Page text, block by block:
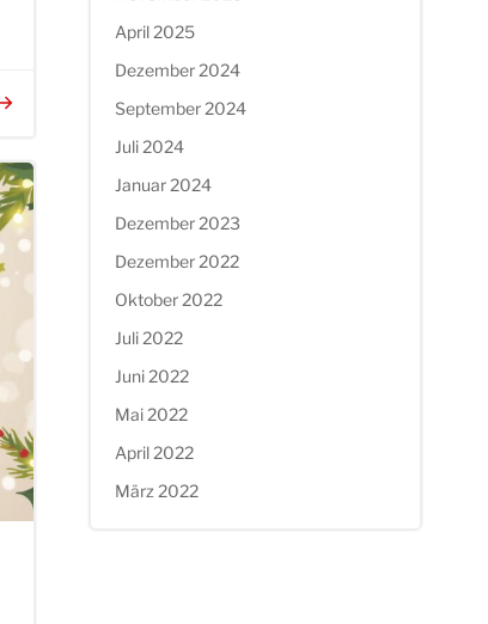
April 2025
Dezember 2024
September 2024
Juli 2024
Januar 2024
Dezember 2023
Dezember 2022
Oktober 2022
Juli 2022
Juni 2022
Mai 2022
April 2022
März 2022